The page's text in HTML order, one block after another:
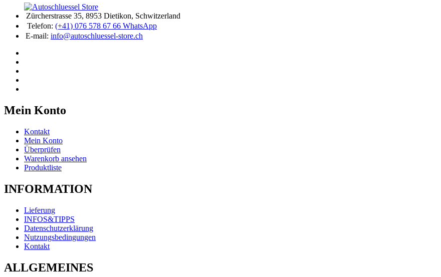
Zürcherstrasse 35, 8953 Dietikon, Schwitzerland
Telefon: (+41) 076 578 67 66 WhatsApp
E-mail: info@autoschluessel-store.ch
Mein Konto
Kontakt
Mein Konto
Überprüfen
Warenkorb ansehen
Produktliste
INFORMATION
Lieferung
INFOS&TIPPS
Datenschutzerklärung
Nutzungsbedingungen
Kontakt
ALLGEMEINES